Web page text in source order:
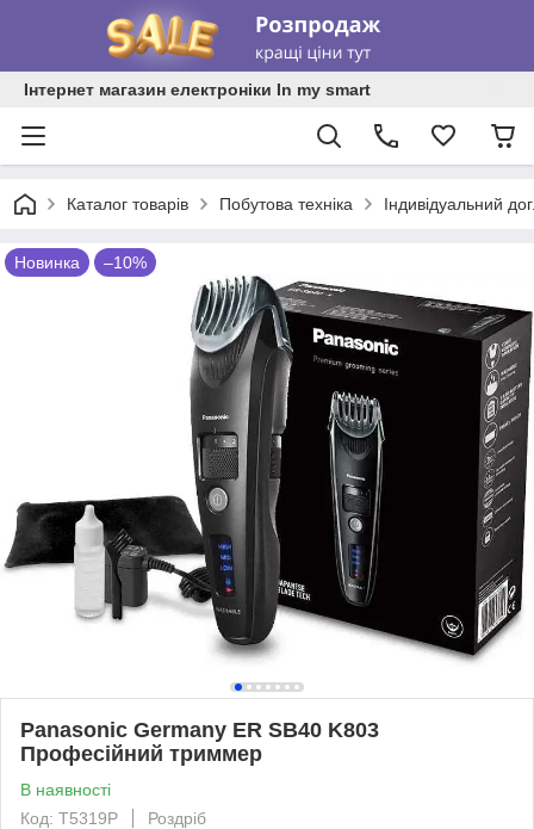
Інтернет магазин електроніки In my smart
Каталог товарів Побутова техніка Індивідуальний
Новинка –10%
Panasonic Germany ER SB40 K803
Професійний триммер
В наявності
Код: T5319P
Роздріб